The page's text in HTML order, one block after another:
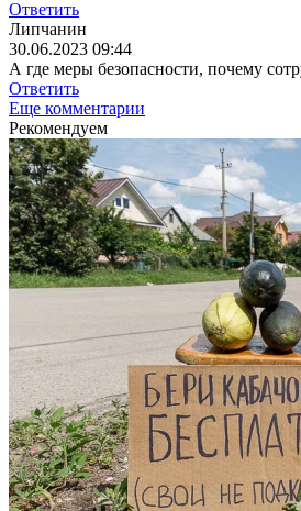
Ответить
Липчанин
30.06.2023 09:44
А где меры безопасности, почему
Ответить
Еще комментарии
Рекомендуем